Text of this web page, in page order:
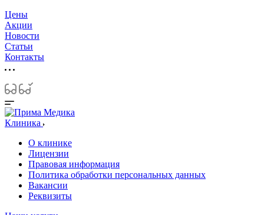
Цены
Акции
Новости
Статьи
Контакты
Клиника
О клинике
Лицензии
Правовая информация
Политика обработки персональных данных
Вакансии
Реквизиты